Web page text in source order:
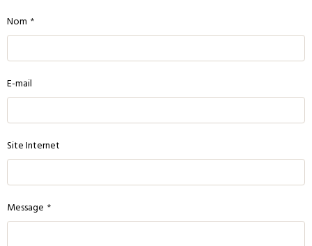
Nom
E-mail
Site Internet
Message